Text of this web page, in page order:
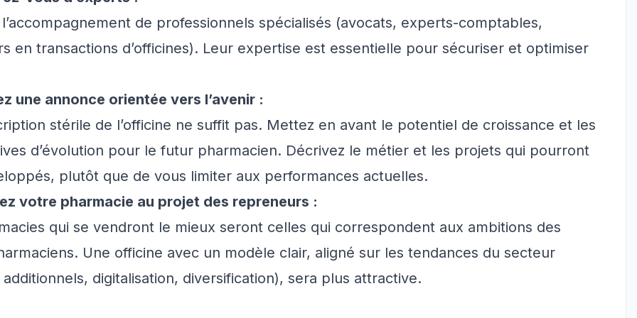
de professionnels spécialisés (avocats, experts-comptables,
en transactions d’officines). Leur expertise est essentielle pour sécuriser et optimiser
une annonce orientée vers l’avenir :
stérile de l’officine ne suffit pas. Mettez en avant le potentiel de croissance et les
d’évolution pour le futur pharmacien. Décrivez le métier et les projets qui pourront
plutôt que de vous limiter aux performances actuelles.
votre pharmacie au projet des repreneurs :
qui se vendront le mieux seront celles qui correspondent aux ambitions des
Une officine avec un modèle clair, aligné sur les tendances du secteur
digitalisation, diversification), sera plus attractive.